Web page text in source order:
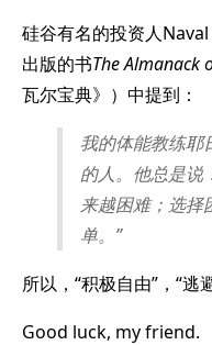
硅谷有名的投资人
出版的书The Almanack
瓦尔宝典》）中提到：
我的体能教练耶
的人。他总是说
来越困难；选择
单。”
所以，“积极自由”，“逃
Good luck, my friend.